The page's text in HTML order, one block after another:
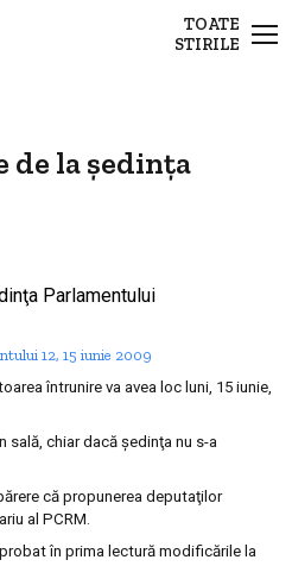
TOATE
STIRILE
de la şedinţa
12, 15 iunie 2009
întrunire va avea loc luni, 15 iunie,
sală, chiar dacă şedinţa nu s-a
că propunerea deputaţilor
al PCRM.
în prima lectură modificările la